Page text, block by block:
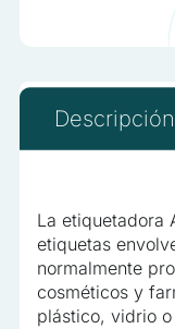
Descripción
La etiquetadora
etiquetas
normalmente
cosméticos y
plástico, vidrio
Las cookies no
cookies individuales